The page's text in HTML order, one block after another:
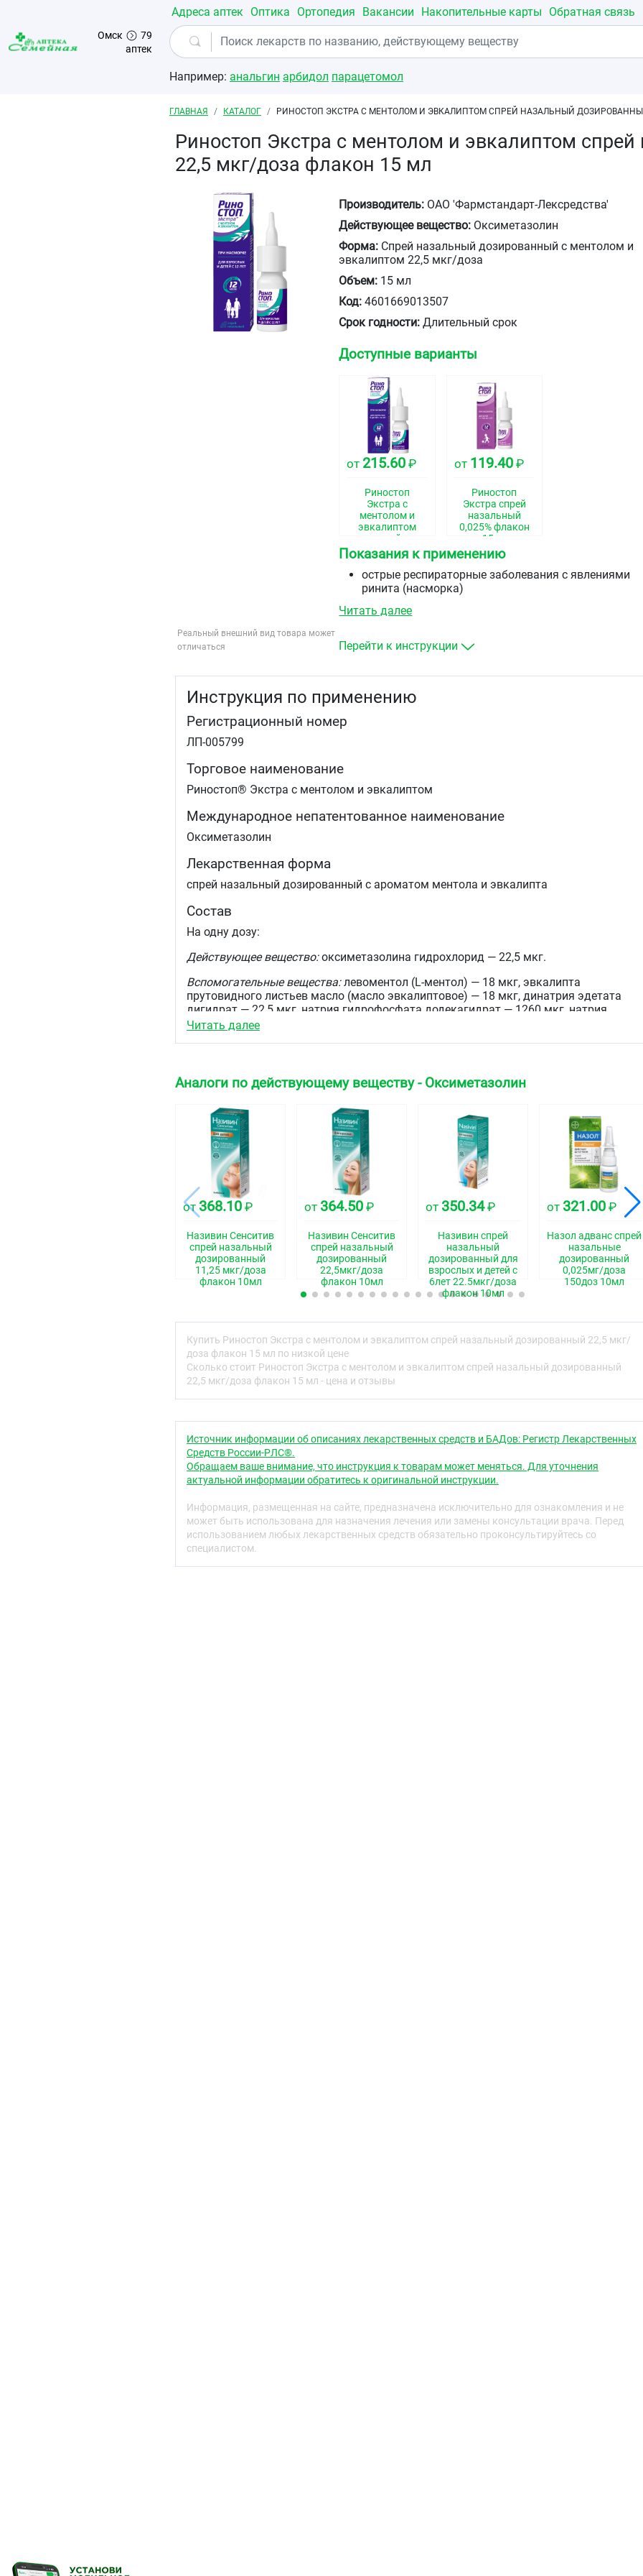
Перейти к основному содержанию
Омск
79
аптек
Адреса аптек Оптика Ортопедия Вакансии Накопительные карты Обратная связь
Например: анальгин арбидол парацетомол
Строка навигации
ГЛАВНАЯ КАТАЛОГ РИНОСТОП ЭКСТРА С МЕНТОЛОМ И ЭВКАЛИПТОМ СПРЕЙ НАЗАЛЬНЫЙ
Риностоп Экстра с ментолом и эвкалиптом
22,5 мкг/доза флакон 15 мл
Реальный внешний вид товара может
отличаться
Производитель: ОАО 'Фармстандарт-Лексредства'
Действующее вещество: Оксиметазолин
Форма: Спрей назальный дозированный с ментолом и
эвкалиптом 22,5 мкг/доза
Объем: 15 мл
Код: 4601669013507
Срок годности: Длительный срок
Доступные варианты
от 215.60 ₽
Риностоп
Экстра с
ментолом и
эвкалиптом
спрей
назальный
дозированный
22,5 мкг/доза
флакон 15 мл
от 119.40₽
Риностоп
Экстра спрей
назальный
0,025% флакон
15мл
Показания к применению
острые респираторные заболевания с явлениями
ринита (насморка)
обострение вазомоторного ринита
придаточных пазух носа (синуситах), евстахиите,
Читать далее
Перейти к инструкции
Инструкция по применению
Регистрационный номер
ЛП-005799
Торговое наименование
Риностоп® Экстра с ментолом и эвкалиптом
Международное непатентованное наименование
Оксиметазолин
Лекарственная форма
спрей назальный дозированный с ароматом ментола и эвкалипта
Состав
На одну дозу:
Действующее вещество:оксиметазолина гидрохлорид — 22,5 мкг.
Вспомогательные вещества:левоментол (L-ментол) — 18 мкг, эвкалипта
прутовидного листьев масло (масло эвкалиптовое) — 18 мкг, динатрия эдетата
дигидрат — 22,5 мкг, натрия гидрофосфата додекагидрат — 1260 мкг, натрия
дигидрофосфата дигидрат — 562,5 мкг, пропиленгликоль — 4500 мкг, бензиловый
Бесцветный или с желтоватым оттенком, прозрачный или опалесцирующий
Фармакотерапевтическая группа
Противоконгестивное средство - альфа-адреномиметик
Код АТХ
S01GA04
Фармакологические свойства
Фармакодинамика
Оксиметазолин относится к группе местных сосудосуживающих средств
(деконгестантов) с альфа-адреномиметическим действием, вызывает сужение
кровеносных сосудов слизистой носа, устраняя, таким образом, отёк и гиперемию
уменьшает её отечность и сопутствующую гиперсекрецию слизи (выделения из
носа), что облегчает дренаж носовых ходов и приводит к восстановлению
носового дыхания.
Устранение отёка слизистой оболочки полости носа способствует восстановлению
предотвращает развитие бактериальных осложнений (гайморита, синусита,
среднего отита).
При местном интраназальном применении в терапевтических концентрациях не
раздражает и не вызывает гиперемию слизистой оболочки полости носа.
Оксиметазолин начинает действовать с 25 секунды. Продолжительность действия
препарата до 12 часов.
Результаты двойного слепого плацебо-контролируемого исследования у
пациентов с острым вирусным ринитом в возрасте 12-70 лет показали, что
применение оксиметазолина 0,05 % сокращает медиану продолжительности
Читать далее
Аналоги по действующему веществу - Оксиметазолин
от 368.10 ₽
Називин Сенситив
спрей назальный
дозированный
11,25 мкг/доза
флакон 10мл
от 364.50 ₽
Називин Сенситив
спрей назальный
дозированный
22,5мкг/доза
флакон 10мл
от 350.34₽
Називин спрей
назальный
дозированный для
взрослых и детей с
6лет 22.5мкг/доза
флакон 10мл
от 321.00 ₽
Назол адванс спрей
назальные
дозированный
0,025мг/доза
150доз 10мл
Купить Риностоп Экстра с ментолом и эвкалиптом спрей назальный дозированный 22,5 мкг/
доза флакон 15 мл по низкой цене
Сколько стоит Риностоп Экстра с ментолом и эвкалиптом спрей назальный дозированный
22,5 мкг/доза флакон 15 мл - цена и отзывы
Источник информации об описаниях лекарственных средств и БАДов: Регистр Лекарственных
Средств России-РЛС®.
Обращаем ваше внимание, что инструкция к товарам может меняться. Для уточнения
актуальной информации обратитесь к оригинальной инструкции.
Информация, размещенная на сайте, предназначена исключительно для ознакомления и не
может быть использована для назначения лечения или замены консультации врача. Перед
использованием любых лекарственных средств обязательно проконсультируйтесь со
специалистом.